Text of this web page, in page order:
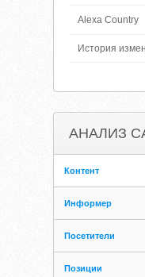
Alexa Country
История
АНАЛИЗ
Контент
Информер
Посетители
Позиции